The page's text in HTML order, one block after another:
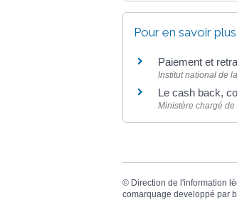
Pour en savoir plus
Paiement et
Institut national de
Le cash back,
Ministère chargé
© Direction de l'information
comarquage developpé par